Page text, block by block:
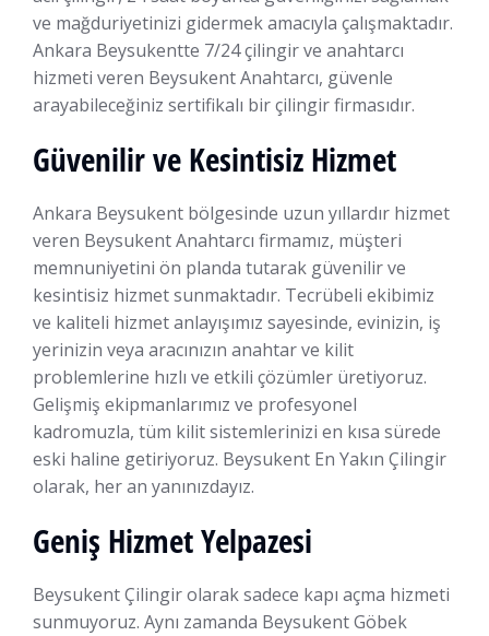
ve mağduriyetinizi gidermek amacıyla çalışmaktadır.
Ankara Beysukentte 7/24 çilingir ve anahtarcı
hizmeti veren Beysukent Anahtarcı, güvenle
arayabileceğiniz sertifikalı bir çilingir firmasıdır.
Güvenilir ve Kesintisiz Hizmet
Ankara Beysukent bölgesinde uzun yıllardır hizmet
veren Beysukent Anahtarcı firmamız, müşteri
memnuniyetini ön planda tutarak güvenilir ve
kesintisiz hizmet sunmaktadır. Tecrübeli ekibimiz
ve kaliteli hizmet anlayışımız sayesinde, evinizin, iş
yerinizin veya aracınızın anahtar ve kilit
problemlerine hızlı ve etkili çözümler üretiyoruz.
Gelişmiş ekipmanlarımız ve profesyonel
kadromuzla, tüm kilit sistemlerinizi en kısa sürede
eski haline getiriyoruz. Beysukent En Yakın Çilingir
olarak, her an yanınızdayız.
Geniş Hizmet Yelpazesi
Beysukent Çilingir olarak sadece kapı açma hizmeti
sunmuyoruz. Aynı zamanda Beysukent Göbek